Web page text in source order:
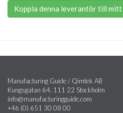
Koppla denna leverantör till
Manufacturing Guide / Qimtek AB
Kungsgatan 64, 111 22 Stockholm
info@manufacturingguide.com
+46 (0) 651 30 08 00